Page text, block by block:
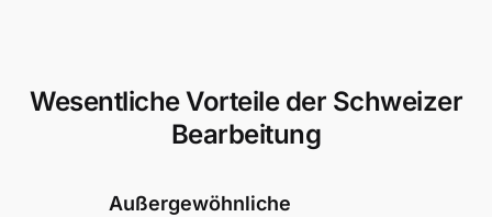
Wesentliche Vorteile der Schweizer
Bearbeitung
Außergewöhnliche